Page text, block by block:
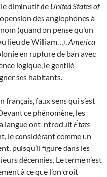
diminutif de United States of
des anglophones à
(quand on pense qu’un
lieu de William…).America
en rupture de ban avec
logique, le gentilé
ses habitants.
français, faux sens qui s’est
ce phénomène, les
langue ont introduit États-
le considérant comme un
puisqu’il figure dans les
décennies. Le terme n’est
à ce que l’on croit